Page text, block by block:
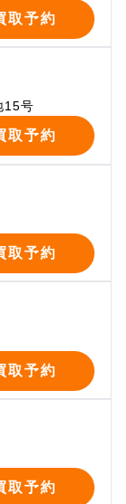
取予約
15号
取予約
取予約
取予約
取予約